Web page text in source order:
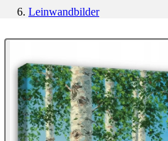
Leinwandbilder